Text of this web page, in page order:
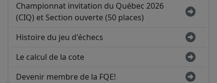
Championnat invitation du Québec 2026
(CIQ) et Section ouverte (50 places)
Histoire du jeu d'échecs
Le calcul de la cote
Devenir membre de la FQE!